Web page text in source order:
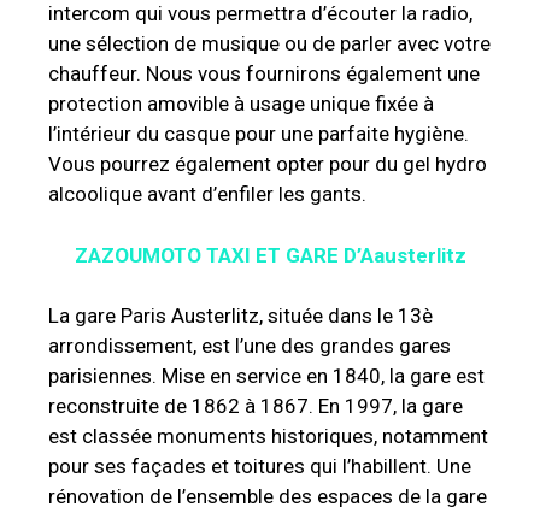
intercom qui vous permettra d’écouter la radio,
une sélection de musique ou de parler avec votre
chauffeur. Nous vous fournirons également une
protection amovible à usage unique fixée à
l’intérieur du casque pour une parfaite hygiène.
Vous pourrez également opter pour du gel hydro
alcoolique avant d’enfiler les gants.
ZAZOUMOTO TAXI ET GARE D’Aausterlitz
La gare Paris Austerlitz, située dans le 13è
arrondissement, est l’une des grandes gares
parisiennes. Mise en service en 1840, la gare est
reconstruite de 1862 à 1867. En 1997, la gare
est classée monuments historiques, notamment
pour ses façades et toitures qui l’habillent. Une
rénovation de l’ensemble des espaces de la gare